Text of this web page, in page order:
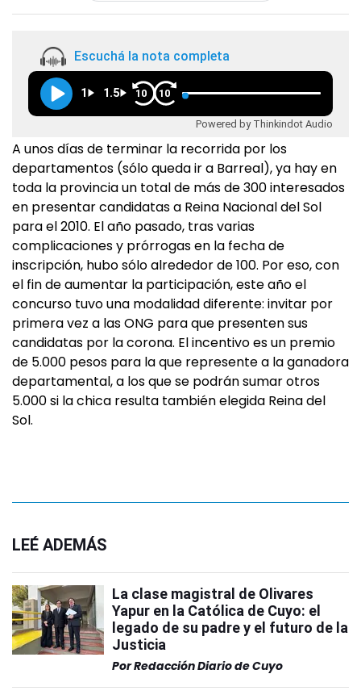
Escuchá la nota completa
1 1.5 10 10
Powered by Thinkindot Audio
A unos días de terminar la recorrida por los
departamentos (sólo queda ir a Barreal), ya hay en
toda la provincia un total de más de 300 interesados
en presentar candidatas a Reina Nacional del Sol
para el 2010. El año pasado, tras varias
complicaciones y prórrogas en la fecha de
inscripción, hubo sólo alrededor de 100. Por eso, con
el fin de aumentar la participación, este año el
concurso tuvo una modalidad diferente: invitar por
primera vez a las ONG para que presenten sus
candidatas por la corona. El incentivo es un premio
de 5.000 pesos para la que represente a la ganadora
departamental, a los que se podrán sumar otros
5.000 si la chica resulta también elegida Reina del
Sol.
LEÉ ADEMÁS
La clase magistral de Olivares
Yapur en la Católica de Cuyo: el
legado de su padre y el futuro de la
Justicia
PorRedacción Diario de Cuyo